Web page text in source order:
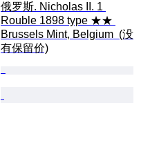
俄罗斯. Nicholas II. 1
Rouble 1898 type ★★
Brussels Mint, Belgium  (没
有保留价)